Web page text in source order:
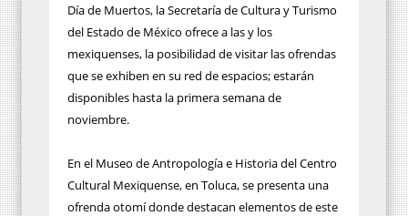
Día de Muertos, la Secretaría de Cultura y Turismo
del Estado de México ofrece a las y los
mexiquenses, la posibilidad de visitar las ofrendas
que se exhiben en su red de espacios; estarán
disponibles hasta la primera semana de
noviembre.
En el Museo de Antropología e Historia del Centro
Cultural Mexiquense, en Toluca, se presenta una
ofrenda otomí donde destacan elementos de este